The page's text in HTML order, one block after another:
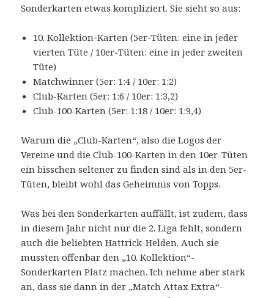
Sonderkarten etwas kompliziert. Sie sieht so aus:
10. Kollektion-Karten (5er-Tüten: eine in jeder
vierten Tüte / 10er-Tüten: eine in jeder zweiten
Tüte)
Matchwinner (5er: 1:4 / 10er: 1:2)
Club-Karten (5er: 1:6 / 10er: 1:3,2)
Club-100-Karten (5er: 1:18 / 10er: 1:9,4)
Warum die „Club-Karten“, also die Logos der
Vereine und die Club-100-Karten in den 10er-Tüten
ein bisschen seltener zu finden sind als in den 5er-
Tüten, bleibt wohl das Geheimnis von Topps.
Was bei den Sonderkarten auffällt, ist zudem, dass
in diesem Jahr nicht nur die 2. Liga fehlt, sondern
auch die beliebten Hattrick-Helden. Auch sie
mussten offenbar den „10. Kollektion“-
Sonderkarten Platz machen. Ich nehme aber stark
an, dass sie dann in der „Match Attax Extra“-